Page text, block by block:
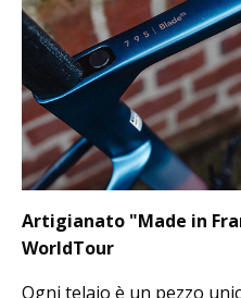
Artigianato "Made in
WorldTour
Ogni telaio è un pezzo